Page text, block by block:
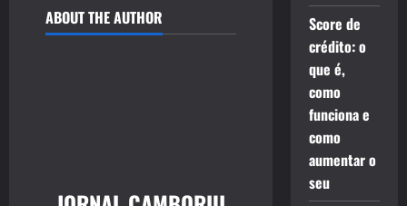
ABOUT THE AUTHOR
Score de
crédito: o
que é,
como
funciona e
como
aumentar o
seu